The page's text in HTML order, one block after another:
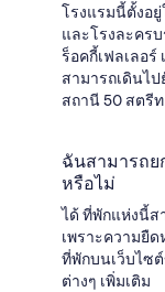
โรงแรมนี้ตั้งอ
และโรงละคร
ร็อคกี้เฟลเลอร์
สามารถเดินไป
สถานี 50 สตรีท
ฉันสามารถย
หรือไม่
ได้ ที่พักแห่งนี้ส
เพราะความยื
ที่พักบนเว็บไซ
ต่างๆ เพิ่มเติม